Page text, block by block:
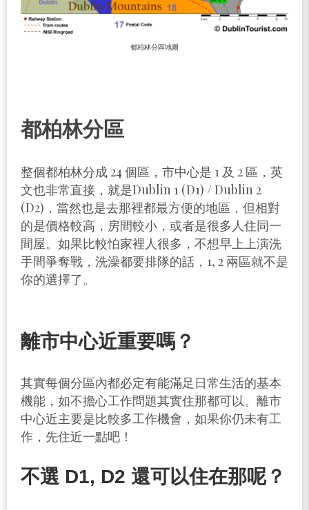
都柏林分區地圖
都柏林分區
整個都柏林分成 24 個區，市中心是 1 及 2 區，英
文也非常直接，就是Dublin 1 (D1) / Dublin 2
(D2)，當然也是去那裡都最方便的地區，但相對
的是價格較高，房間較小，或者是很多人住同一
間屋。如果比較怕家裡人很多，不想早上上演洗
手間爭奪戰，洗澡都要排隊的話，1, 2 兩區就不是
你的選擇了。
離市中心近重要嗎？
其實每個分區內都必定有能滿足日常生活的基本
機能，如不擔心工作問題其實住那都可以。離市
中心近主要是比較多工作機會，如果你仍未有工
作，先住近一點吧！
不選 D1, D2 還可以住在那呢？